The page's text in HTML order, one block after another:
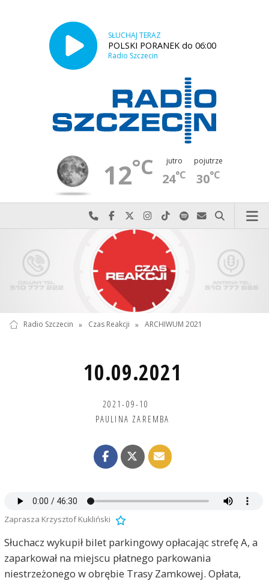
SŁUCHAJ TERAZ
POLSKI PORANEK do 06:00
Radio Szczecin
12°C jutro
24°C
pojutrze
30°C
Najlepiej po prostu do nas zadzwoń
Odwiedź nas na Facebook-u
Odwiedź nas na X
Odwiedź nas na Instagram-ie
Odwiedź nas na TikTok-u
Szukaj nas na Spotify
Wyślij do nas
Szukaj
Radio Szczecin » Czas Reakcji » ARCHIWUM 2021
10.09.2021
2021-09-10
PAULINA ZAREMBA
Zaprasza Krzysztof Kukliński
Słuchacz wykupił bilet parkingowy opłacając strefę A, a
zaparkował na miejscu płatnego parkowania
niestrzeżonego w obrębie Trasy Zamkowej. Opłata,